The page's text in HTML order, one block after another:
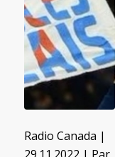
Radio Canada |
29.11.2022 | Par